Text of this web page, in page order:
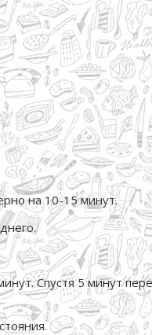
на 10-15 минут.
Спустя 5 минут